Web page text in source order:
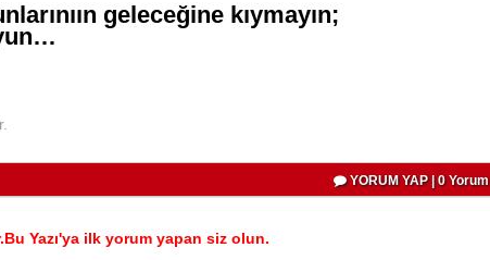
geleceğine kıymayın;
YORUM YAP | 0 Yorum
Yazı'ya ilk yorum yapan siz olun.